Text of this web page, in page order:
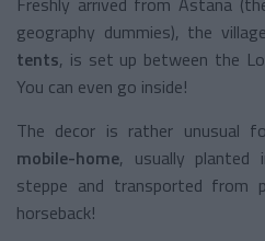
geography dummies), the
tents, is set up between the
You can even go inside!
The decor is rather unusual
mobile-home, usually
steppe and transported from
horseback!